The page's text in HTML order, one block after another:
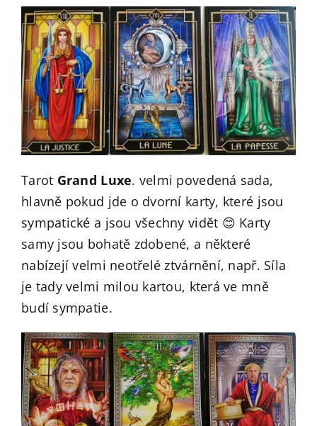
Tarot Grand Luxe. velmi povedená sada,
hlavně pokud jde o dvorní karty, které jsou
sympatické a jsou všechny vidět 😊 Karty
samy jsou bohatě zdobené, a některé
nabízejí velmi neotřelé ztvárnění, např. Síla
je tady velmi milou kartou, která ve mně
budí sympatie.